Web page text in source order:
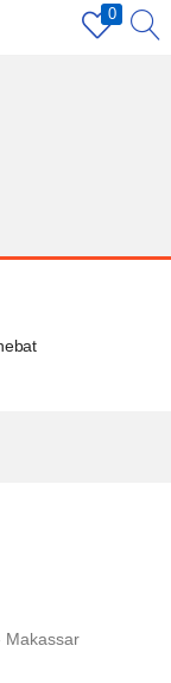
0
REGISTER
Makassar